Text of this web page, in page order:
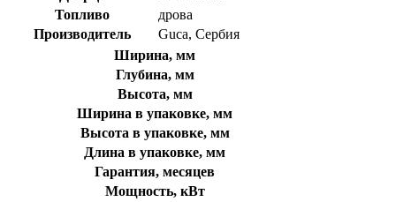
Топливо
дрова
Производитель
Guca, Сербия
Ширина, мм
Глубина, мм
Высота, мм
Ширина в упаковке, мм
Высота в упаковке, мм
Длина в упаковке, мм
Гарантия, месяцев
Мощность, кВт